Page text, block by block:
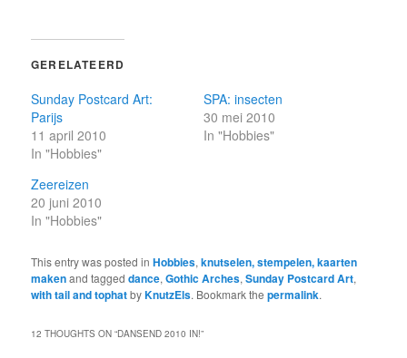
GERELATEERD
Sunday Postcard Art:
Parijs
11 april 2010
In "Hobbies"
SPA: insecten
30 mei 2010
In "Hobbies"
Zeereizen
20 juni 2010
In "Hobbies"
This entry was posted inHobbies,knutselen, stempelen, kaarten
makenand taggeddance,Gothic Arches,Sunday Postcard Art,
with tail and tophatbyKnutzEls. Bookmark thepermalink.
12 THOUGHTS ON “DANSEND 2010 IN!”